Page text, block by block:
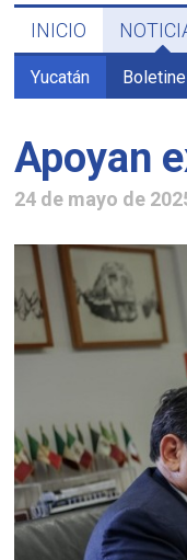
INICIO
Yucatán
Apoyan
24 de mayo de